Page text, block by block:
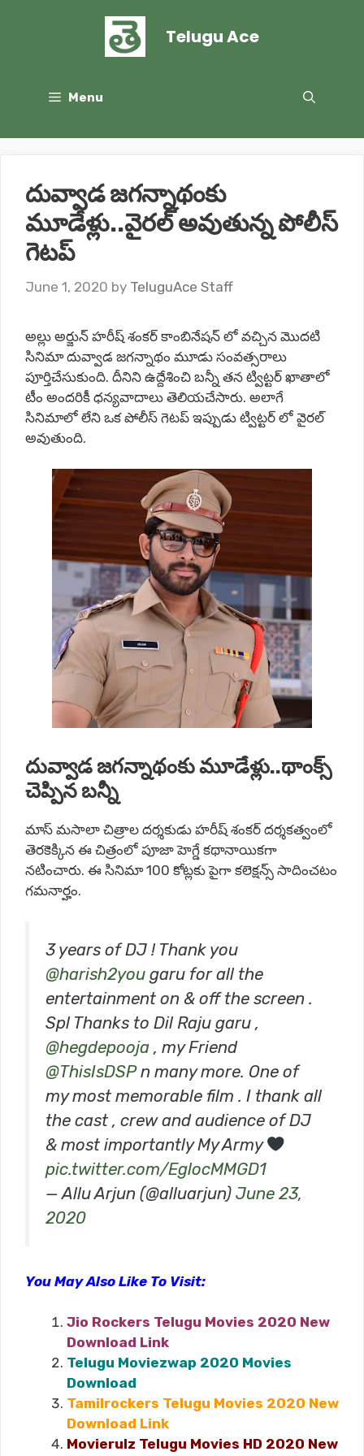
Telugu Ace
Menu
దువ్వాడ జగన్నాథంకు
మూడేళ్లు..వైరల్ అవుతున్న పోలీస్
గెటప్
June 1, 2020 by TeluguAce Staff
అల్లు అర్జున్ హరీష్ శంకర్ కాంబినేషన్ లో వచ్చిన మొదటి
సినిమా దువ్వాడ జగన్నాథం మూడు సంవత్సరాలు
పూర్తిచేసుకుంది. దీనిని ఉద్దేశించి బన్నీ తన ట్విట్టర్ ఖాతాలో
టీం అందరికీ ధన్యవాదాలు తెలియచేసారు. అలాగే
సినిమాలో లేని ఒక పోలీస్ గెటప్ ఇప్పుడు ట్విట్టర్ లో వైరల్
అవుతుంది.
దువ్వాడ జగన్నాథంకు మూడేళ్లు..థాంక్స్
చెప్పిన బన్నీ
మాస్ మసాలా చిత్రాల దర్శకుడు హ‌రీష్ శంకర్ ద‌ర్శ‌క‌త్వంలో
తెర‌కెక్కిన ఈ చిత్రంలో పూజా హెగ్డే క‌థానాయిక‌గా
న‌టించారు. ఈ సినిమా 100 కోట్లకు పైగా కలెక్షన్స్ సాదించటం
గమనార్హం.
3 years of DJ ! Thank you
@harish2you garu for all the
entertainment on & off the screen .
Spl Thanks to Dil Raju garu ,
@hegdepooja , my Friend
@ThisIsDSPn many more. One of
my most memorable film . I thank all
the cast , crew and audience of DJ
& most importantly My Army
pic.twitter.com/EglocMMGD1
— Allu Arjun (@alluarjun) June 23,
2020
You May Also Like To Visit:
Jio Rockers Telugu Movies 2020 New
Download Link
Telugu Moviezwap 2020 Movies
Download
Tamilrockers Telugu Movies 2020 New
Download Link
Movierulz Telugu Movies HD 2020 New